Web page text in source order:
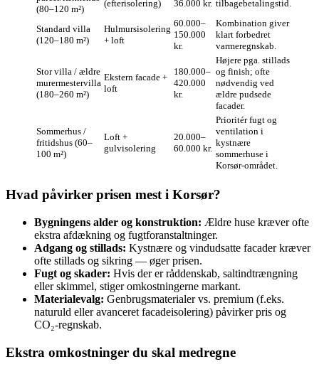
(80–120 m²)
(efterisolering) 36.000 kr. tilbagebetalingstid.
Standard villa
(120–180 m²)
Hulmursisolering
+ loft
60.000–
150.000
kr.
Kombination giver
klart forbedret
varmeregnskab.
Stor villa / ældre
murermestervilla
(180–260 m²)
Ekstern facade +
loft
180.000–
420.000
kr.
Højere pga. stillads
og finish; ofte
nødvendig ved
ældre pudsede
facader.
Sommerhus /
fritidshus (60–
100 m²)
Loft +
gulvisolering
20.000–
60.000 kr.
Prioritér fugt og
ventilation i
kystnære
sommerhuse i
Korsør‑området.
Hvad påvirker prisen mest i Korsør?
Bygningens alder og konstruktion: Ældre huse kræver ofte
ekstra afdækning og fugtforanstaltninger.
Adgang og stillads: Kystnære og vindudsatte facader kræver
ofte stillads og sikring — øger prisen.
Fugt og skader: Hvis der er råddenskab, saltindtrængning
eller skimmel, stiger omkostningerne markant.
Materialevalg: Genbrugsmaterialer vs. premium (f.eks.
naturuld eller avanceret facadeisolering) påvirker pris og
CO₂‑regnskab.
Ekstra omkostninger du skal medregne